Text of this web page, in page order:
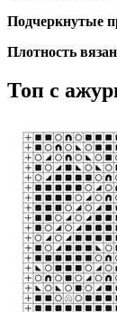
Подчеркнутые
Плотность
Топ с